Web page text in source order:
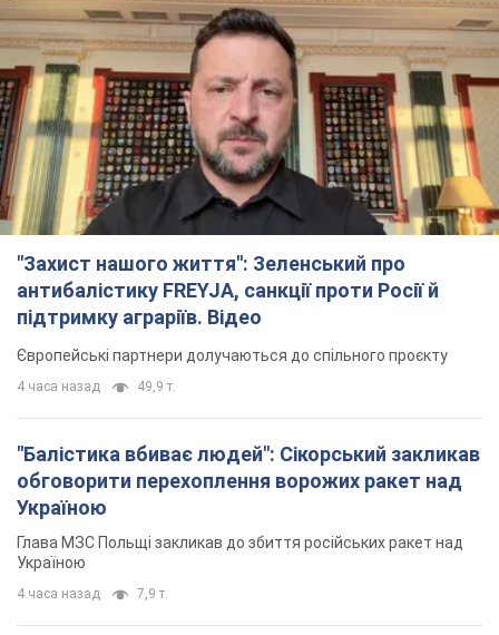
"Захист нашого життя": Зеленський про
антибалістику FREYJA, санкції проти Росії й
підтримку аграріїв. Відео
Європейські партнери долучаються до спільного проєкту
4 часа назад 49,9 т.
"Балістика вбиває людей": Сікорський закликав
обговорити перехоплення ворожих ракет над
Україною
Глава МЗС Польщі закликав до збиття російських ракет над
Росія вдарила дроном по німецькому судну в
Чорному морі біля Одеси: подробиці
Під час евакуації екіпажу російські терористи завдали ще
одного удару безпілотником по судну
3 часа назад 2,2 т.